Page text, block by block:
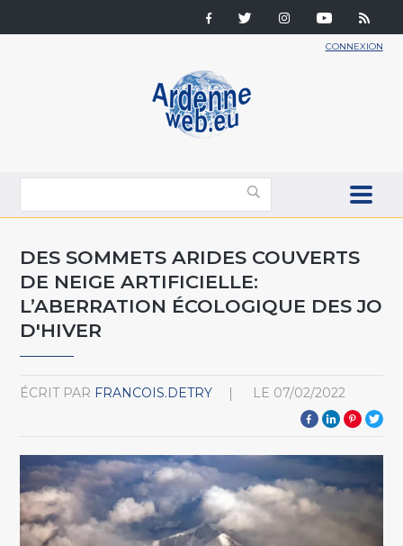
CONNEXION
DES SOMMETS ARIDES COUVERTS
DE NEIGE ARTIFICIELLE:
L’ABERRATION ÉCOLOGIQUE DES JO
D'HIVER
ÉCRIT PAR FRANCOIS.DETRY LE 07/02/2022